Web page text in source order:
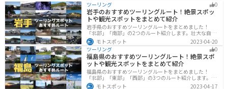
ツーリング 0
岩手のおすすめツーリングルート！絶景スポッ
トや観光スポットをまとめて紹介
岩手県のおすすめツーリングルートをまとめました！
「北部」「南部」の2つのルート紹介します。壮大な自然
や歴史的な観光スポットが多く存在するので楽しめま
す。バイクで岩手県にツーリングに行く際は参考にして
ください。
モトスポット
2023-04-20
ツーリング
0
福島県のおすすめツーリングルート！絶景スポ
ットや観光スポットをまとめて紹介
福島県のおすすめツーリングルートをまとめました！
「北部」「東部」「西部」の3つのルート紹介します。内
陸部には山々が連なり、海岸線は太平洋に面してるので
モトスポット
2023-04-17